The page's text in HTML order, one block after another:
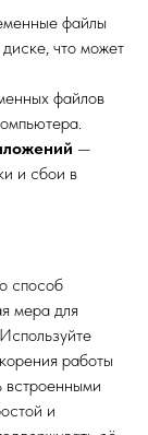
файлы
что может
файлов
—
и сбои в
способ
мера для
работы
встроенными
и